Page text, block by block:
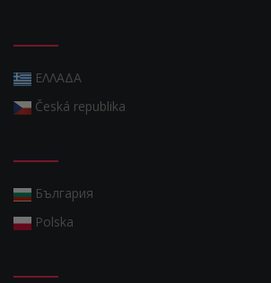
ΕΛΛΑΔΑ
Česká republika
България
Polska